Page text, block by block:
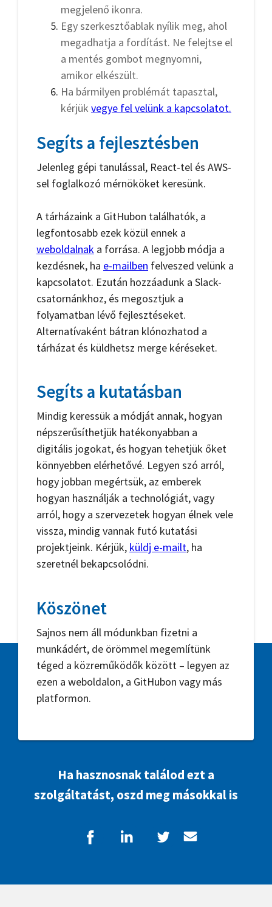
megjelenő ikonra.
Egy szerkesztőablak nyílik meg, ahol
megadhatja a fordítást. Ne felejtse el
a mentés gombot megnyomni,
amikor elkészült.
Ha bármilyen problémát tapasztal,
kérjük vegye fel velünk a kapcsolatot.
Segíts a fejlesztésben
Jelenleg gépi tanulással, React-tel és AWS-
sel foglalkozó mérnököket keresünk.
A tárházaink a GitHubon találhatók, a
legfontosabb ezek közül ennek a
weboldalnak a forrása. A legjobb módja a
kezdésnek, ha e-mailben felveszed velünk a
kapcsolatot. Ezután hozzáadunk a Slack-
csatornánkhoz, és megosztjuk a
folyamatban lévő fejlesztéseket.
Alternatívaként bátran klónozhatod a
tárházat és küldhetsz merge kéréseket.
Segíts a kutatásban
Mindig keressük a módját annak, hogyan
népszerűsíthetjük hatékonyabban a
digitális jogokat, és hogyan tehetjük őket
könnyebben elérhetővé. Legyen szó arról,
hogy jobban megértsük, az emberek
hogyan használják a technológiát, vagy
arról, hogy a szervezetek hogyan élnek vele
vissza, mindig vannak futó kutatási
projektjeink. Kérjük, küldj e-mailt, ha
szeretnél bekapcsolódni.
Köszönet
Sajnos nem áll módunkban fizetni a
munkádért, de örömmel megemlítünk
téged a közreműködők között – legyen az
ezen a weboldalon, a GitHubon vagy más
platformon.
Ha hasznosnak találod ezt a
szolgáltatást, oszd meg másokkal is